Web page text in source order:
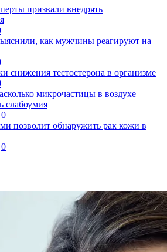
призвали внедрять
как мужчины реагируют на
снижения тестостерона в организме
микрочастицы в воздухе
слабоумия
0
позволит обнаружить рак кожи в
0